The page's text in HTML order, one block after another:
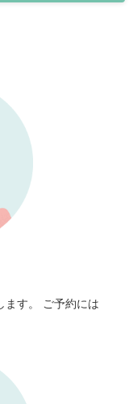
ます。 ご予約には